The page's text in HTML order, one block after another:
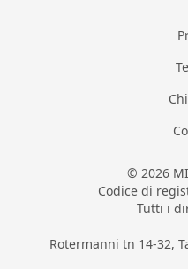
© 2026
Codice di
Tutti i
Rotermanni tn 14-32,